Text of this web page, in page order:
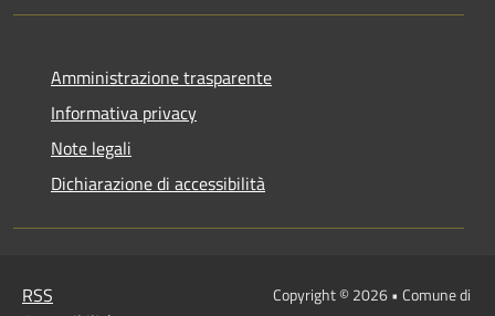
Amministrazione trasparente
Informativa privacy
Note legali
Dichiarazione di accessibilità
RSS
Copyright © 2026 • Comune di